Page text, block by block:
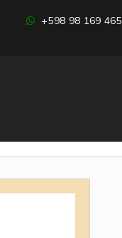
+598 98 169 465